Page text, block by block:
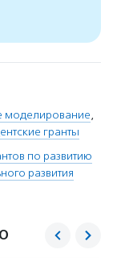
моделирование,
гранты
по развитию
развития